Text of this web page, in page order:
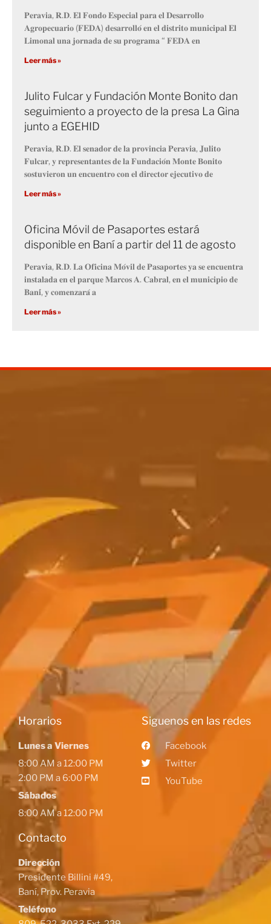
𝐏𝐞𝐫𝐚𝐯𝐢𝐚, 𝐑.𝐃. 𝐄𝐥 𝐅𝐨𝐧𝐝𝐨 𝐄𝐬𝐩𝐞𝐜𝐢𝐚𝐥 𝐩𝐚𝐫𝐚 𝐞𝐥 𝐃𝐞𝐬𝐚𝐫𝐫𝐨𝐥𝐥𝐨
𝐀𝐠𝐫𝐨𝐩𝐞𝐜𝐮𝐚𝐫𝐢𝐨 (𝐅𝐄𝐃𝐀) 𝐝𝐞𝐬𝐚𝐫𝐫𝐨𝐥𝐥𝐨́ 𝐞𝐧 𝐞𝐥 𝐝𝐢𝐬𝐭𝐫𝐢𝐭𝐨 𝐦𝐮𝐧𝐢𝐜𝐢𝐩𝐚𝐥 𝐄𝐥
𝐋𝐢𝐦𝐨𝐧𝐚𝐥 𝐮𝐧𝐚 𝐣𝐨𝐫𝐧𝐚𝐝𝐚 𝐝𝐞 𝐬𝐮 𝐩𝐫𝐨𝐠𝐫𝐚𝐦𝐚 “ 𝐅𝐄𝐃𝐀 𝐞𝐧
Leer más »
Julito Fulcar y Fundación Monte Bonito dan
seguimiento a proyecto de la presa La Gina
junto a EGEHID
𝐏𝐞𝐫𝐚𝐯𝐢𝐚, 𝐑.𝐃. 𝐄𝐥 𝐬𝐞𝐧𝐚𝐝𝐨𝐫 𝐝𝐞 𝐥𝐚 𝐩𝐫𝐨𝐯𝐢𝐧𝐜𝐢𝐚 𝐏𝐞𝐫𝐚𝐯𝐢𝐚, 𝐉𝐮𝐥𝐢𝐭𝐨
𝐅𝐮𝐥𝐜𝐚𝐫, 𝐲 𝐫𝐞𝐩𝐫𝐞𝐬𝐞𝐧𝐭𝐚𝐧𝐭𝐞𝐬 𝐝𝐞 𝐥𝐚 𝐅𝐮𝐧𝐝𝐚𝐜𝐢𝐨́𝐧 𝐌𝐨𝐧𝐭𝐞 𝐁𝐨𝐧𝐢𝐭𝐨
𝐬𝐨𝐬𝐭𝐮𝐯𝐢𝐞𝐫𝐨𝐧 𝐮𝐧 𝐞𝐧𝐜𝐮𝐞𝐧𝐭𝐫𝐨 𝐜𝐨𝐧 𝐞𝐥 𝐝𝐢𝐫𝐞𝐜𝐭𝐨𝐫 𝐞𝐣𝐞𝐜𝐮𝐭𝐢𝐯𝐨 𝐝𝐞
Leer más »
Oficina Móvil de Pasaportes estará
disponible en Baní a partir del 11 de agosto
𝐏𝐞𝐫𝐚𝐯𝐢𝐚, 𝐑.𝐃. 𝐋𝐚 𝐎𝐟𝐢𝐜𝐢𝐧𝐚 𝐌𝐨́𝐯𝐢𝐥 𝐝𝐞 𝐏𝐚𝐬𝐚𝐩𝐨𝐫𝐭𝐞𝐬 𝐲𝐚 𝐬𝐞 𝐞𝐧𝐜𝐮𝐞𝐧𝐭𝐫𝐚
𝐢𝐧𝐬𝐭𝐚𝐥𝐚𝐝𝐚 𝐞𝐧 𝐞𝐥 𝐩𝐚𝐫𝐪𝐮𝐞 𝐌𝐚𝐫𝐜𝐨𝐬 𝐀. 𝐂𝐚𝐛𝐫𝐚𝐥, 𝐞𝐧 𝐞𝐥 𝐦𝐮𝐧𝐢𝐜𝐢𝐩𝐢𝐨 𝐝𝐞
𝐁𝐚𝐧𝐢́, 𝐲 𝐜𝐨𝐦𝐞𝐧𝐳𝐚𝐫𝐚́ 𝐚
Leer más »
Horarios
Lunes a Viernes
8:00 AM a 12:00 PM
2:00 PM a 6:00 PM
Sábados
8:00 AM a 12:00 PM
Contacto
Dirección
Presidente Billini #49,
Baní, Prov. Peravia
Teléfono
Siguenos en las redes
Facebook
Twitter
YouTube